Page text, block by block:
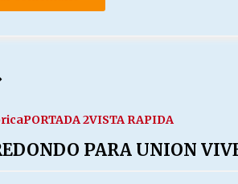
PORTADA 2VISTA RAPIDA
PARA UNION